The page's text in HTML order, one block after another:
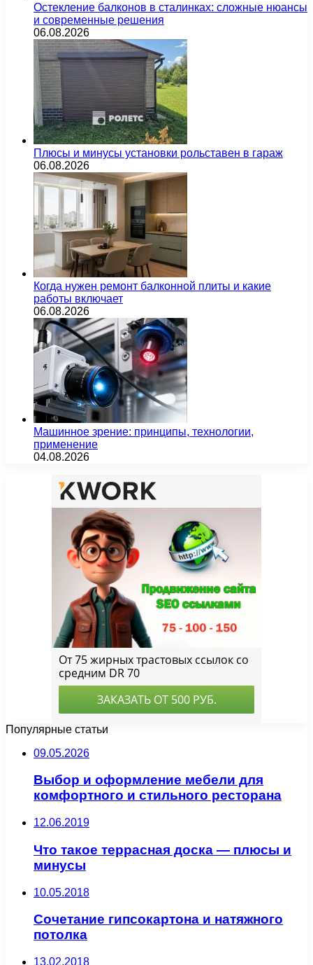
Остекление балконов в сталинках: сложные нюансы
и современные решения
06.08.2026
Плюсы и минусы установки рольставен в гараж
06.08.2026
Когда нужен ремонт балконной плиты и какие
работы включает
06.08.2026
Машинное зрение: принципы, технологии,
применение
04.08.2026
Популярные статьи
09.05.2026
Выбор и оформление мебели для
комфортного и стильного ресторана
12.06.2019
Что такое террасная доска — плюсы и
минусы
10.05.2018
Сочетание гипсокартона и натяжного
потолка
13.02.2018